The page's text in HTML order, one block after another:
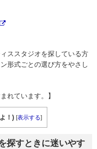
ススタジオを探している方
形式ごとの選び方をやさし
れています。】
！) [表示する]
探すときに迷いやす